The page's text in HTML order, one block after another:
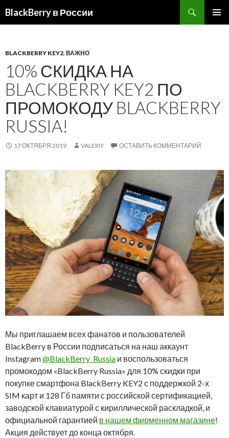
BlackBerry в России
BLACKBERRY KEY2, ВАЖНО
10% СКИДКА НА
BLACKBERRY KEY2 ПО
ПРОМОКОДУ BLACKBERRY
RUSSIA!
17 ОКТЯБРЯ 2019 VALERIY ОСТАВИТЬ КОММЕНТАРИЙ
Мы приглашаем всех фанатов и пользователей
BlackBerry в России подписаться на наш аккаунт
Instagram@BlackBerry_Russia и воспользоваться
промокодом «BlackBerry Russia» для 10% скидки при
покупке смартфона BlackBerry KEY2 с поддержкой 2-х
SIM карт и 128 Гб памяти с российской сертификацией,
заводской клавиатурой с кириллической раскладкой, и
официальной гарантией в нашем фирменном магазине!
Акция действует до конца октября.